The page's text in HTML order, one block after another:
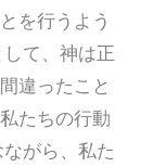
を行うよう
て、神は正
違ったこと
たちの行動
がら、私た